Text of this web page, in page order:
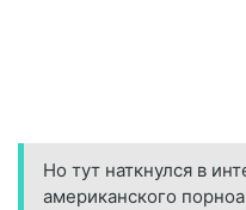
Но тут наткнулся в
американского